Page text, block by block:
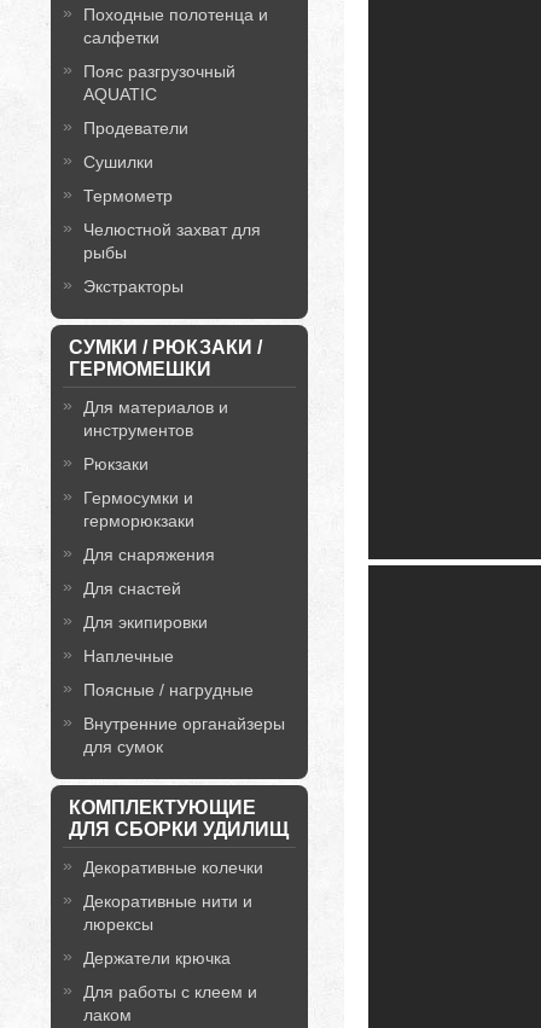
Походные полотенца и
салфетки
Пояс разгрузочный
AQUATIC
Продеватели
Сушилки
Термометр
Челюстной захват для
рыбы
Экстракторы
СУМКИ / РЮКЗАКИ /
ГЕРМОМЕШКИ
Для материалов и
инструментов
Рюкзаки
Гермосумки и
герморюкзаки
Для снаряжения
Для снастей
Для экипировки
Наплечные
Поясные / нагрудные
Внутренние органайзеры
для сумок
КОМПЛЕКТУЮЩИЕ
ДЛЯ СБОРКИ УДИЛИЩ
Декоративные колечки
Декоративные нити и
люрексы
Держатели крючка
Для работы с клеем и
лаком